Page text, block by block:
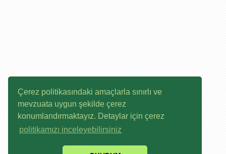
Çerez politikasındaki amaçlarla sınırlı ve
mevzuata uygun şekilde çerez
konumlandırmaktayız. Detaylar için çerez
politikamızı inceleyebilirsiniz